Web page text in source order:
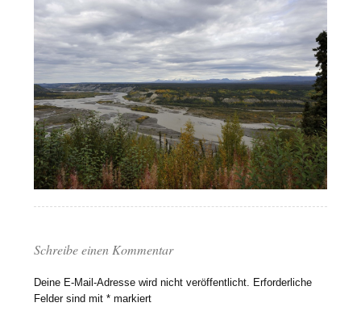
Schreibe einen Kommentar
Deine E-Mail-Adresse wird nicht veröffentlicht.
Erforderliche
Felder sind mit* markiert